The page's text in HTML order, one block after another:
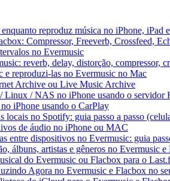
reproduz música no iPhone, iPad
Compressor, Freeverb, Crossfeed,
no Evermusic
reverb, delay, distorção, compressor,
reproduzi-las no Evermusic no Mac
Archive ou Live Music Archive
Linux / NAS no iPhone usando o
iPhone usando o CarPlay
locais no Spotify: guia passo a passo
de áudio no iPhone ou MAC
entre dispositivos no Evermusic: guia
álbuns, artistas e gêneros no Evermusic
do Evermusic ou Flacbox para o
Agora no Evermusic e Flacbox no